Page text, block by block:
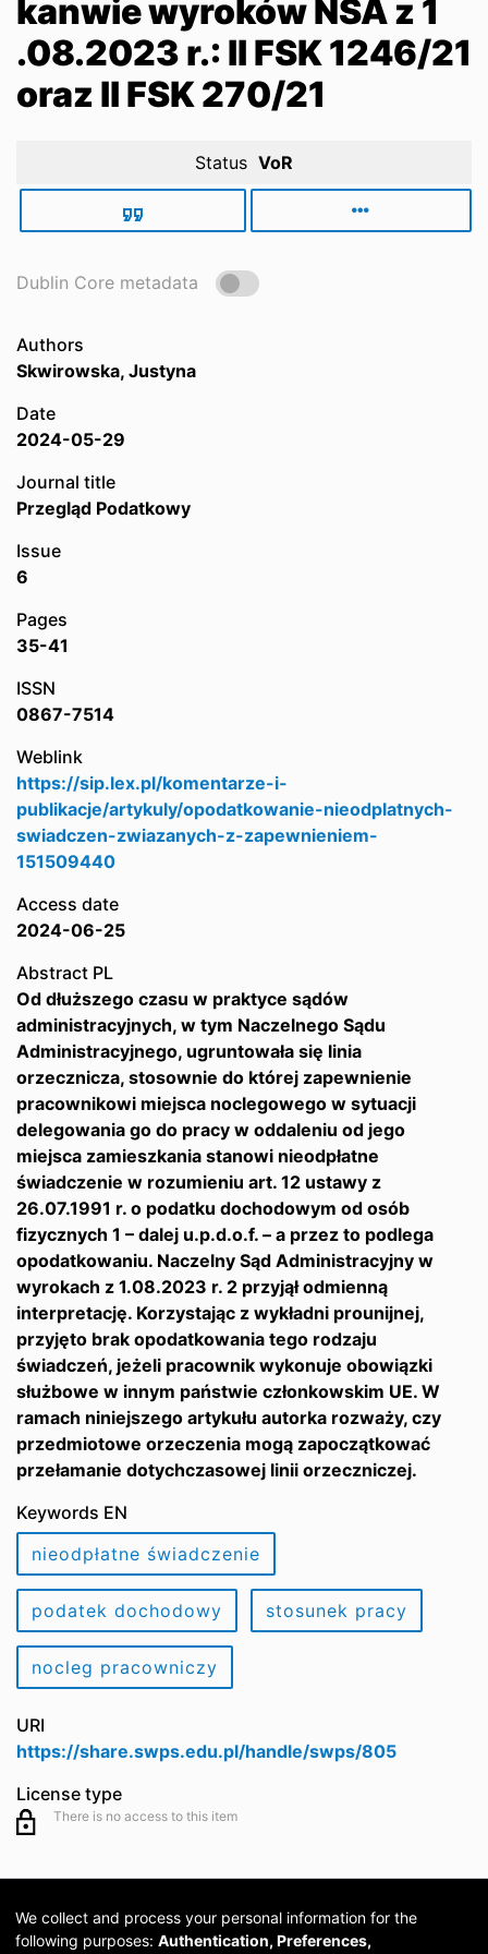
kanwie wyroków NSA z 1
.08.2023 r.: II FSK 1246/21
oraz II FSK 270/21
Status VoR
Dublin Core metadata
Authors
Skwirowska, Justyna
Date
2024-05-29
Journal title
Przegląd Podatkowy
Issue
6
Pages
35-41
ISSN
0867-7514
Weblink
https://sip.lex.pl/komentarze-i-
publikacje/artykuly/opodatkowanie-nieodplatnych-
swiadczen-zwiazanych-z-zapewnieniem-
151509440
Access date
2024-06-25
Abstract PL
Od dłuższego czasu w praktyce sądów
administracyjnych, w tym Naczelnego Sądu
Administracyjnego, ugruntowała się linia
orzecznicza, stosownie do której zapewnienie
pracownikowi miejsca noclegowego w sytuacji
delegowania go do pracy w oddaleniu od jego
miejsca zamieszkania stanowi nieodpłatne
świadczenie w rozumieniu art. 12 ustawy z
26.07.1991 r. o podatku dochodowym od osób
fizycznych 1 – dalej u.p.d.o.f. – a przez to podlega
opodatkowaniu. Naczelny Sąd Administracyjny w
wyrokach z 1.08.2023 r. 2 przyjął odmienną
interpretację. Korzystając z wykładni prounijnej,
przyjęto brak opodatkowania tego rodzaju
świadczeń, jeżeli pracownik wykonuje obowiązki
służbowe w innym państwie członkowskim UE. W
ramach niniejszego artykułu autorka rozważy, czy
przedmiotowe orzeczenia mogą zapoczątkować
przełamanie dotychczasowej linii orzeczniczej.
Keywords EN
nieodpłatne świadczenie
podatek dochodowy stosunek pracy
nocleg pracowniczy
URI
https://share.swps.edu.pl/handle/swps/805
License type
There is no access to this item
We collect and process your personal information for the
following purposes: Authentication, Preferences,